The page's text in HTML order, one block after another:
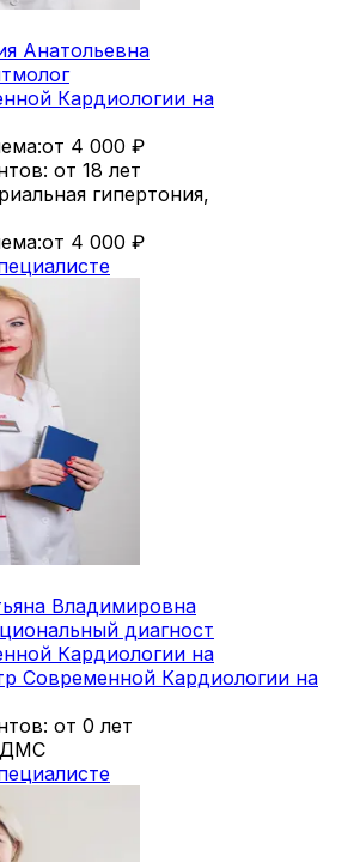
Анатольевна
Кардиологии на
от 4 000 ₽
от 18 лет
гипертония,
от 4 000 ₽
Владимировна
диагност
Кардиологии на
Современной Кардиологии на
от 0 лет
ДМС